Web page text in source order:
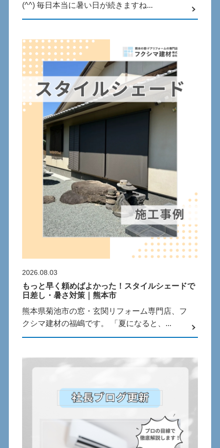
(^^) 毎⽇本当に暑い⽇が続きますね...
2026.08.03
もっと早く頼めばよかった！スタイルシェードで
日差し・暑さ対策｜熊本市
熊本県菊池市の窓・玄関リフォーム専門店、フ
クシマ建材の福嶋です。 「夏になると、...